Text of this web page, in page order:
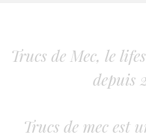
Trucs de Mec, le
depuis
Trucs de mec est